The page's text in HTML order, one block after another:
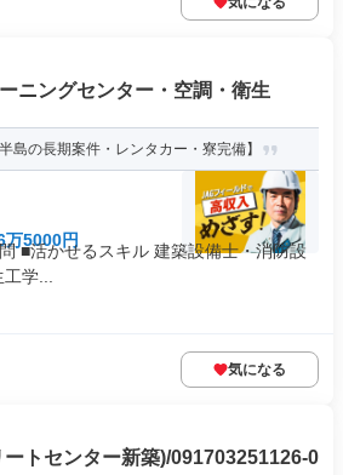
ニングセンター・空調・衛生
島の長期案件・レンタカー・寮完備】
万5000円
■活かせるスキル 建築設備士・消防設
学...
気になる
トセンター新築)/091703251126-0